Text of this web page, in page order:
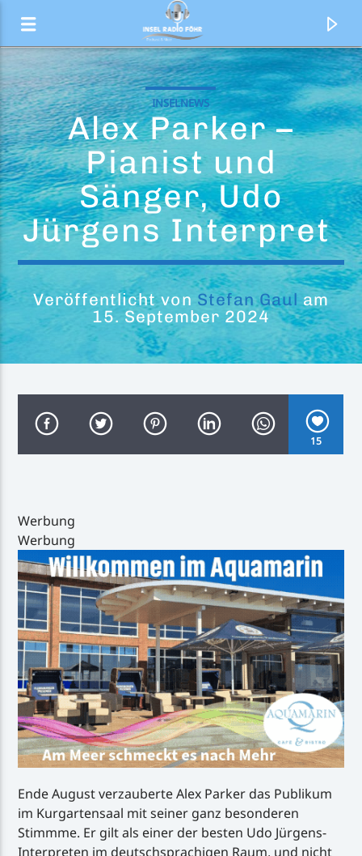
Aktueller Titel
Der Top 20 Countdown
Ted und Felix präsentieren
Handystream
INSELNEWS
Alex Parker –
Pianist und
Sänger, Udo
Jürgens Interpret
Veröffentlicht von Stefan Gaulam
15. September 2024
15
Werbung
Werbung
Ende August verzauberte Alex Parker das Publikum
im Kurgartensaal mit seiner ganz besonderen
Stimmme. Er gilt als einer der besten Udo Jürgens-
Interpreten im deutschsprachigen Raum, und nicht